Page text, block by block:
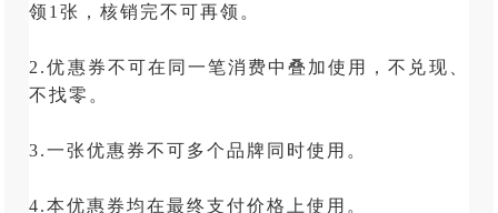
领1张，核销完不可再领。
2.优惠券不可在同一笔消费中叠加使用，不兑现、
不找零。
3.一张优惠券不可多个品牌同时使用。
4.本优惠券均在最终支付价格上使用。